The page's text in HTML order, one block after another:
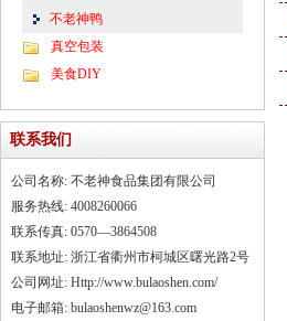
不老神鸭
真空包装
美食DIY
联系我们
公司名称: 不老神食品集团有限公司
服务热线: 4008260066
联系传真: 0570—3864508
联系地址: 浙江省衢州市柯城区曙光路2号
公司网址: Http://www.bulaoshen.com/
电子邮箱: bulaoshenwz@163.com